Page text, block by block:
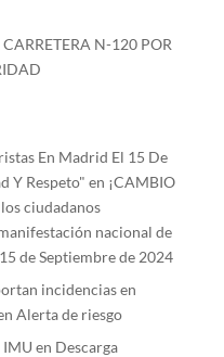
N-120 POR
En Madrid El 15 De
Y Respeto" en ¡CAMBIO
ciudadanos
nacional de
de Septiembre de 2024
incidencias en
Alerta de riesgo
IMU en Descarga